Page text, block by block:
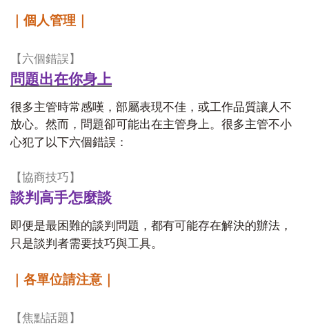
｜個人管理｜
【六個錯誤】
問題出在你身上
很多主管時常感嘆，部屬表現不佳，或工作品質讓人不
放心。然而，問題卻可能出在主管身上。很多主管不小
心犯了以下六個錯誤：
【協商技巧】
談判高手怎麼談
即便是最困難的談判問題，都有可能存在解決的辦法，
只是談判者需要技巧與工具。
｜各單位請注意｜
【焦點話題】